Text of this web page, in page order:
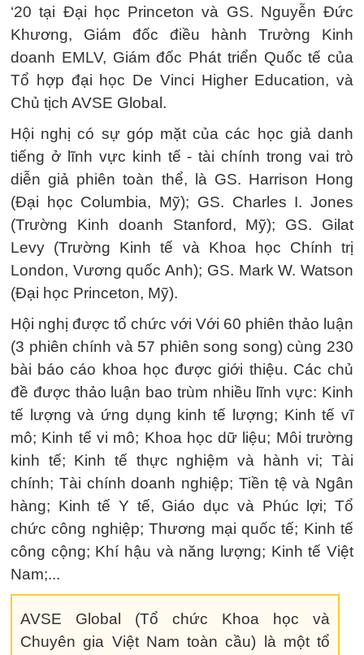
‘20 tại Đại học Princeton và GS. Nguyễn Đức
Khương, Giám đốc điều hành Trường Kinh
doanh EMLV, Giám đốc Phát triển Quốc tế của
Tổ hợp đại học De Vinci Higher Education, và
Chủ tịch AVSE Global.
Hội nghị có sự góp mặt của các học giả danh
tiếng ở lĩnh vực kinh tế - tài chính trong vai trò
diễn giả phiên toàn thể, là GS. Harrison Hong
(Đại học Columbia, Mỹ); GS. Charles I. Jones
(Trường Kinh doanh Stanford, Mỹ); GS. Gilat
Levy (Trường Kinh tế và Khoa học Chính trị
London, Vương quốc Anh); GS. Mark W. Watson
(Đại học Princeton, Mỹ).
Hội nghị được tổ chức với Với 60 phiên thảo luận
(3 phiên chính và 57 phiên song song) cùng 230
bài báo cáo khoa học được giới thiệu. Các chủ
đề được thảo luận bao trùm nhiều lĩnh vực: Kinh
tế lượng và ứng dụng kinh tế lượng; Kinh tế vĩ
mô; Kinh tế vi mô; Khoa học dữ liệu; Môi trường
kinh tế; Kinh tế thực nghiệm và hành vi; Tài
chính; Tài chính doanh nghiệp; Tiền tệ và Ngân
hàng; Kinh tế Y tế, Giáo dục và Phúc lợi; Tổ
chức công nghiệp; Thương mại quốc tế; Kinh tế
công cộng; Khí hậu và năng lượng; Kinh tế Việt
Nam;...
AVSE Global (Tổ chức Khoa học và
Chuyên gia Việt Nam toàn cầu) là một tổ